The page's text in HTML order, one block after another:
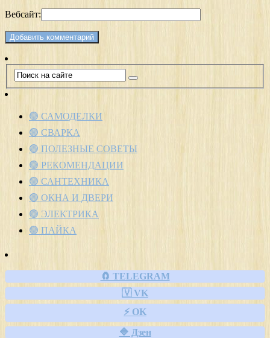
Вебсайт:
🟢 САМОДЕЛКИ
🟢 СВАРКА
🟢 ПОЛЕЗНЫЕ СОВЕТЫ
🟢 РЕКОМЕНДАЦИИ
🟢 САНТЕХНИКА
🟢 ОКНА И ДВЕРИ
🟢 ЭЛЕКТРИКА
🟢 ПАЙКА
🧲 TELEGRAM
🇻 VK
⚡ OK
🔷 Дзен